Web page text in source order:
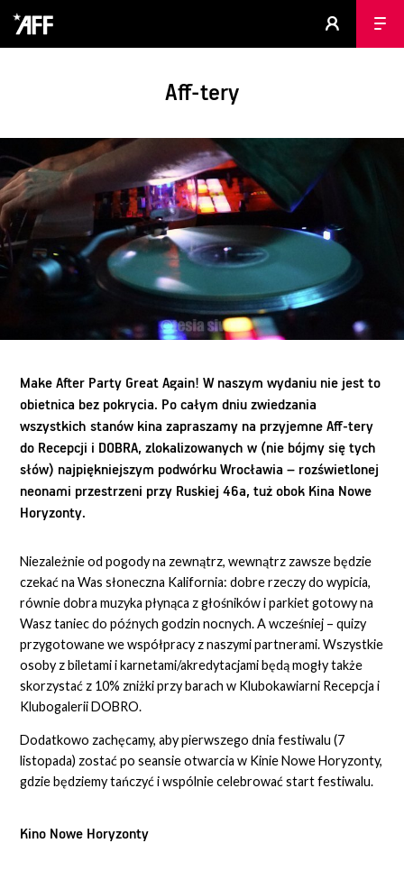
Aff-tery
Make After Party Great Again! W naszym wydaniu nie jest to
obietnica bez pokrycia. Po całym dniu zwiedzania
wszystkich stanów kina zapraszamy na przyjemne Aff-tery
do Recepcji i DOBRA, zlokalizowanych w (nie bójmy się tych
słów) najpiękniejszym podwórku Wrocławia – rozświetlonej
neonami przestrzeni przy Ruskiej 46a, tuż obok Kina Nowe
Horyzonty.
Niezależnie od pogody na zewnątrz, wewnątrz zawsze będzie
czekać na Was słoneczna Kalifornia: dobre rzeczy do wypicia,
równie dobra muzyka płynąca z głośników i parkiet gotowy na
Wasz taniec do późnych godzin nocnych. A wcześniej – quizy
przygotowane we współpracy z naszymi partnerami. Wszystkie
osoby z biletami i karnetami/akredytacjami będą mogły także
skorzystać z 10% zniżki przy barach w Klubokawiarni Recepcja i
Klubogalerii DOBRO.
Dodatkowo zachęcamy, aby pierwszego dnia festiwalu (7
listopada) zostać po seansie otwarcia w Kinie Nowe Horyzonty,
gdzie będziemy tańczyć i wspólnie celebrować start festiwalu.
Kino Nowe Horyzonty